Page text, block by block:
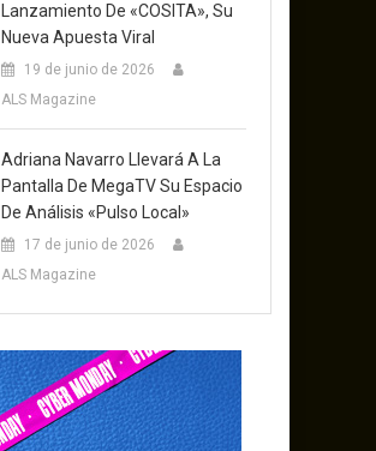
Lanzamiento De «COSITA», Su
Nueva Apuesta Viral
19 de junio de 2026
ALS Magazine
Adriana Navarro Llevará A La
Pantalla De MegaTV Su Espacio
De Análisis «Pulso Local»
17 de junio de 2026
ALS Magazine